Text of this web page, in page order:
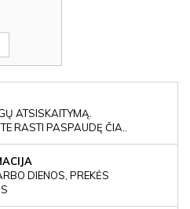
ATSISKAITYMĄ.
RASTI PASPAUDĘ ČIA..
DIENOS, PREKĖS